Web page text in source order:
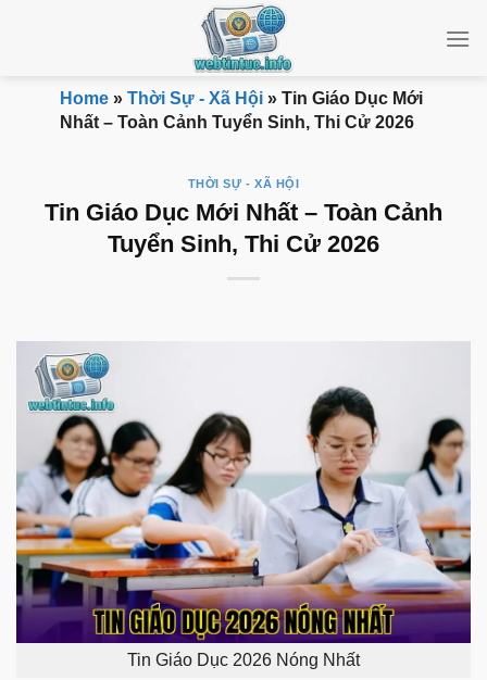
Home » Thời Sự - Xã Hội » Tin Giáo Dục Mới
Nhất – Toàn Cảnh Tuyển Sinh, Thi Cử 2026
THỜI SỰ - XÃ HỘI
Tin Giáo Dục Mới Nhất – Toàn Cảnh
Tuyển Sinh, Thi Cử 2026
Tin Giáo Dục 2026 Nóng Nhất